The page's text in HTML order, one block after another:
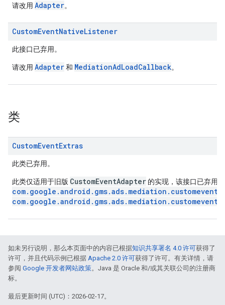
请改用 Adapter。
CustomEventNativeListener
此接口已弃用。
请改用 Adapter和 MediationAdLoadCallback。
类
CustomEventExtras
此类已弃用。
此类仅适用于旧版 CustomEventAdapter 的实现，该接口已弃用
如未另行说明，那么本页面中的内容已根据知识共享署名 4.0 许可获得了
许可，并且代码示例已根据 Apache 2.0 许可获得了许可。有关详情，请
参阅 Google 开发者网站政策。Java 是 Oracle 和/或其关联公司的注册商
标。
最后更新时间 (UTC)：2026-02-17。